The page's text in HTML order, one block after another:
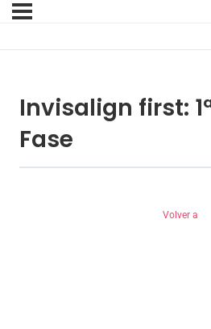
Invisalign first:
Fase
Volver a